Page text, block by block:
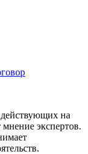
на
экспертов.